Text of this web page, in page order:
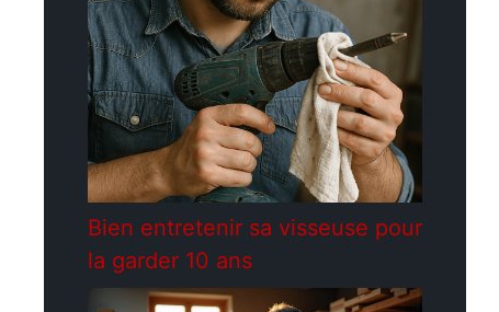
Bien entretenir sa visseuse pour
la garder 10 ans